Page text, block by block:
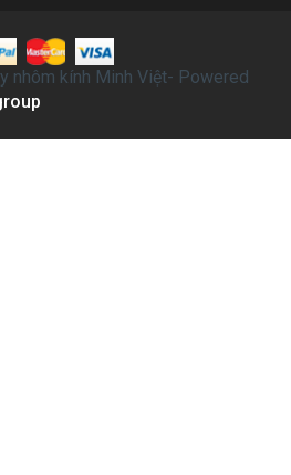
nhôm kính Minh Việt- Powered